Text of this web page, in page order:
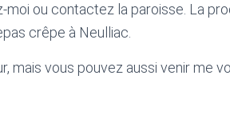
moi ou contactez la paroisse. La
crêpe à Neulliac.
mais vous pouvez aussi venir me